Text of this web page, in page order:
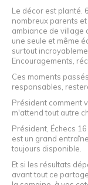
Le décor est planté.
nombreux parents
ambiance de village
une seule et même
surtout
Encouragements,
Ces moments
responsables,
Président comment
m'attend tout autre
Président, Échecs
est un grand
toujours disponible.
Et si les résultats
avant tout ce